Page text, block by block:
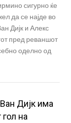
сигурно ќе
да се најде во
Дијк и Алекс
пред реваншот
оделно од
Дијк има
на